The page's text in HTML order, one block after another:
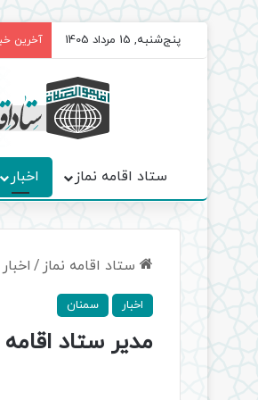
پنج‌شنبه, 15 مرداد 1405 آخرین
ستاد اقامه نماز اخبار
ستاد اقامه نماز / اخبار
اخبار سمنان
مدیر ستاد